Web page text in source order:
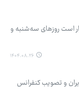
است روزهای سه‌شنبه و
۱۴۰۴.۰۸.۲۶
و تصویب کنفرانس